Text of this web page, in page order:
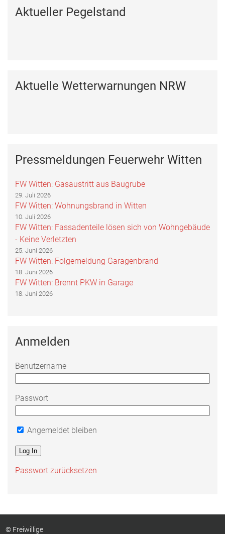
Aktueller Pegelstand
Aktuelle Wetterwarnungen NRW
Pressmeldungen Feuerwehr Witten
FW Witten: Gasaustritt aus Baugrube
29. Juli 2026
FW Witten: Wohnungsbrand in Witten
10. Juli 2026
FW Witten: Fassadenteile lösen sich von Wohngebäude
- Keine Verletzten
25. Juni 2026
FW Witten: Folgemeldung Garagenbrand
18. Juni 2026
FW Witten: Brennt PKW in Garage
18. Juni 2026
Anmelden
Benutzername
Passwort
Angemeldet bleiben
Passwort zurücksetzen
© Freiwillige